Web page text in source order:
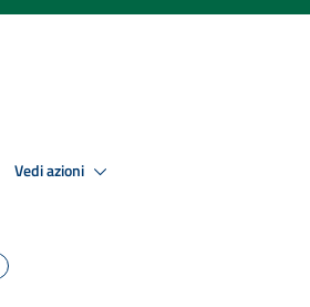
Vedi azioni